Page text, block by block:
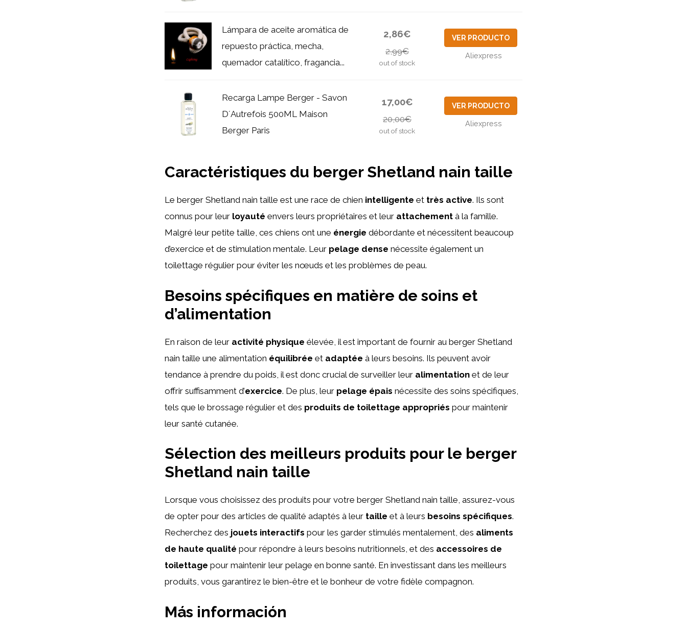
Lámpara de aceite aromática de
repuesto práctica, mecha,
quemador catalítico, fragancia...
2,86€
2,99€
out of stock
VER PRODUCTO
Aliexpress
Recarga Lampe Berger - Savon
D´Autrefois 500ML Maison
Berger Paris
17,00€
20,00€
out of stock
VER PRODUCTO
Aliexpress
Caractéristiques du berger Shetland nain taille
Le berger Shetland nain taille est une race de chien intelligente et très active. Ils sont
connus pour leur loyauté envers leurs propriétaires et leur attachement à la famille.
Malgré leur petite taille, ces chiens ont une énergie débordante et nécessitent beaucoup
d’exercice et de stimulation mentale. Leur pelage dense nécessite également un
toilettage régulier pour éviter les nœuds et les problèmes de peau.
Besoins spécifiques en matière de soins et
d’alimentation
En raison de leur activité physique élevée, il est important de fournir au berger Shetland
nain taille une alimentation équilibrée et adaptée à leurs besoins. Ils peuvent avoir
tendance à prendre du poids, il est donc crucial de surveiller leur alimentation et de leur
offrir suffisamment d’exercice. De plus, leur pelage épais nécessite des soins spécifiques,
tels que le brossage régulier et des produits de toilettage appropriés pour maintenir
leur santé cutanée.
Sélection des meilleurs produits pour le berger
Shetland nain taille
Lorsque vous choisissez des produits pour votre berger Shetland nain taille, assurez-vous
de opter pour des articles de qualité adaptés à leur taille et à leurs besoins spécifiques.
Recherchez des jouets interactifs pour les garder stimulés mentalement, des aliments
de haute qualité pour répondre à leurs besoins nutritionnels, et des accessoires de
toilettage pour maintenir leur pelage en bonne santé. En investissant dans les meilleurs
produits, vous garantirez le bien-être et le bonheur de votre fidèle compagnon.
Más información